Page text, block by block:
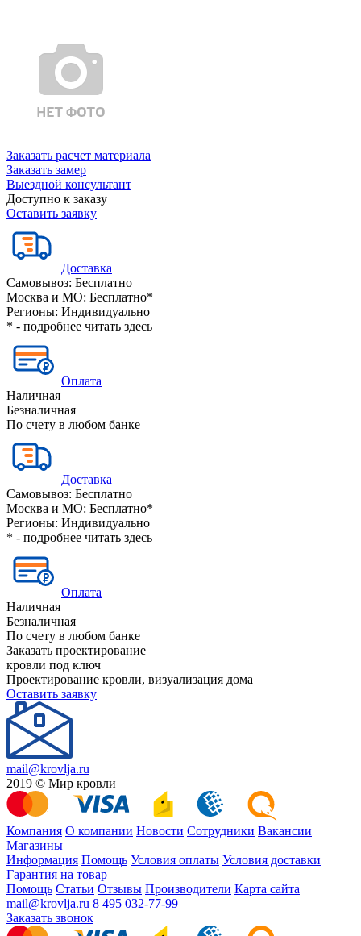
Заказать расчет материала
Заказать замер
Выездной консультант
Доступно к заказу
Оставить заявку
Доставка
Самовывоз: Бесплатно
Москва и МО: Бесплатно*
Регионы: Индивидуально
* - подробнее читать здесь
Оплата
Наличная
Безналичная
По счету в любом банке
Доставка
Самовывоз: Бесплатно
Москва и МО: Бесплатно*
Регионы: Индивидуально
* - подробнее читать здесь
Оплата
Наличная
Безналичная
По счету в любом банке
Заказать проектирование
кровли под ключ
Проектирование кровли, визуализация дома
Оставить заявку
mail@krovlja.ru
2019 © Мир кровли
Компания О компании Новости Сотрудники Вакансии
Магазины
Информация Помощь Условия оплаты Условия доставки
Гарантия на товар
Помощь Статьи Отзывы Производители Карта сайта
mail@krovlja.ru 8 495 032-77-99
Заказать звонок